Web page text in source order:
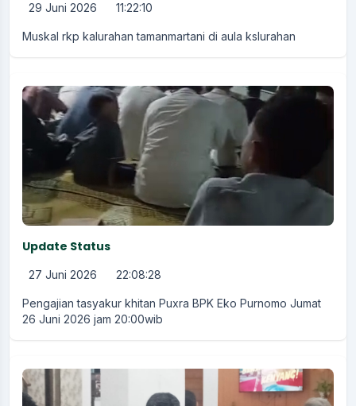
29 Juni 2026 11:22:10
Muskal rkp kalurahan tamanmartani di aula kslurahan
Update Status
27 Juni 2026 22:08:28
Pengajian tasyakur khitan Puxra BPK Eko Purnomo Jumat
26 Juni 2026 jam 20:00wib